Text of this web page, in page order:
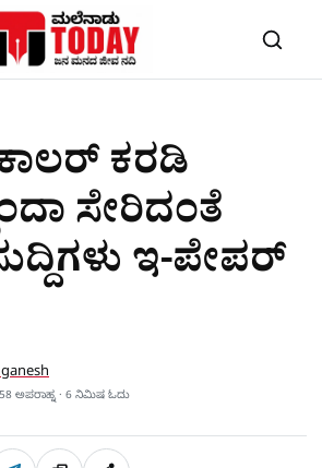
ಕರಡಿ
ಸೇರಿದಂತೆ
ಇ-ಪೇಪರ್​​
ಅಪರಾಹ್ನ · 6 ನಿಮಿಷ ಓದು